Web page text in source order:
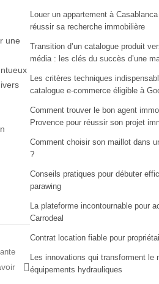
une
Louer un appartement à
réussir sa recherche immobilière
Transition d’un catalogue produit
média : les clés du succès d’une
Les critères techniques
catalogue e-commerce éligible à
Comment trouver le bon agent
Provence pour réussir son projet
Comment choisir son maillot dans
?
Conseils pratiques pour débuter
parawing
La plateforme incontournable pour
Carrodeal
Contrat location fiable pour
Les innovations qui transforment le
équipements hydrauliques